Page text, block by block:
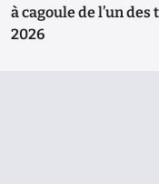
à cagoule de l’un des
2026